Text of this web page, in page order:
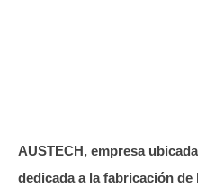
AUSTECH, empresa
dedicada a la fabricación de